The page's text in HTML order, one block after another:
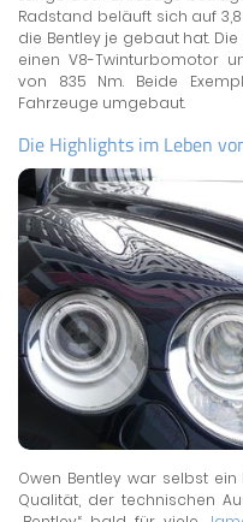
Radstand beläuft sich auf
die Bentley je gebaut hat.
einen V8-Twinturbomotor
von 835 Nm. Beide
Fahrzeuge umgebaut.
Die Highlights im Leben
Owen Bentley war selbst
Qualität, der technischen